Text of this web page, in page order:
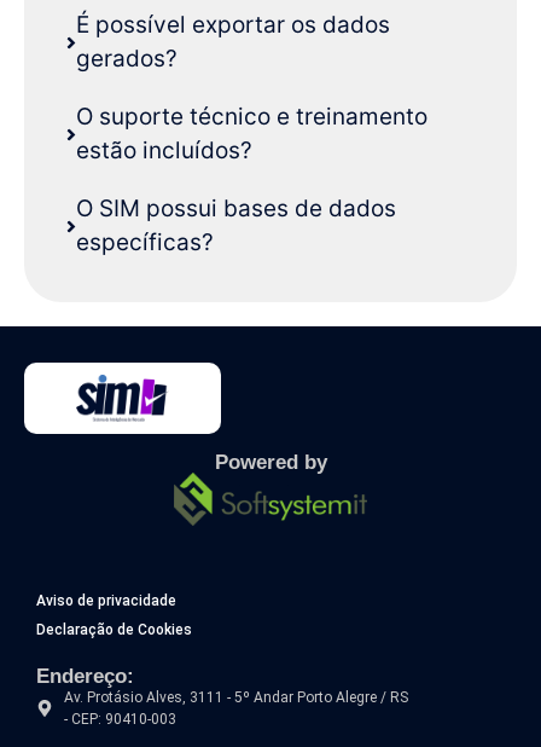
É possível exportar os dados
gerados?
O suporte técnico e treinamento
estão incluídos?
O SIM possui bases de dados
específicas?
Powered by
Aviso de privacidade
Declaração de Cookies
Endereço:
Av. Protásio Alves, 3111 - 5º Andar Porto Alegre / RS
- CEP: 90410-003